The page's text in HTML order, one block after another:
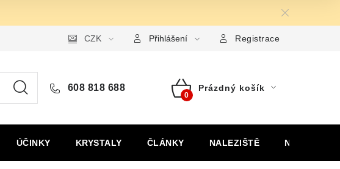
Formulář pro uplatnění reklamace Formulář pro odstoupení
CZK Přihlášení Registrace
608 818 688
Nákupní
Prázdný košík
ÚČINKY KRYSTALY ČLÁNKY NALEZIŠTĚ NÁŠ PŘÍBĚH